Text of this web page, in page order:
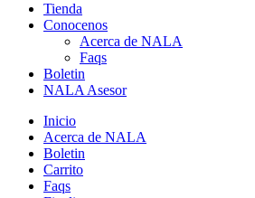
Tienda
Conocenos
Acerca de NALA
Faqs
Boletin
NALA Asesor
Inicio
Acerca de NALA
Boletin
Carrito
Faqs